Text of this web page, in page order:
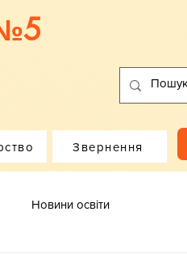
Звернення
Новини освіти